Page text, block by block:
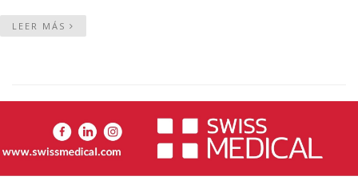
LEER MÁS